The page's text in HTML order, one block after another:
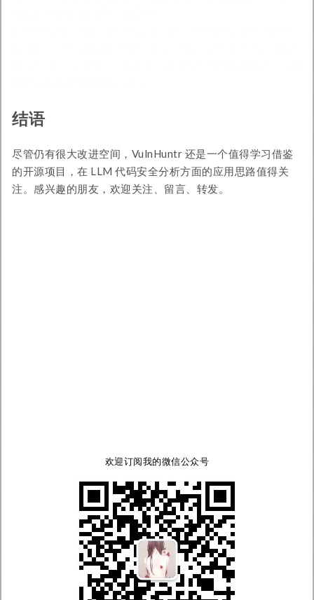
结语
尽管仍有很大改进空间，VulnHuntr 还是一个值得学习借鉴
的开源项目，在 LLM 代码安全分析方面的应用思路值得关
注。感兴趣的朋友，欢迎关注、留言、转发。
欢迎订阅我的微信公众号